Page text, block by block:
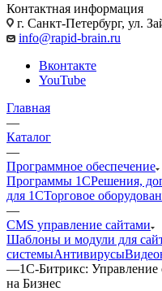
Контактная информация
г. Санкт-Петербург, ул.
info@rapid-brain.ru
Вконтакте
YouTube
Главная
—
Каталог
—
Программное обеспечение
Программы 1СРешения,
для 1СТорговое
—
CMS управление сайтами
Шаблоны и модули для
системыАнтивирусы
—1С-Битрикс:
на Бизнес